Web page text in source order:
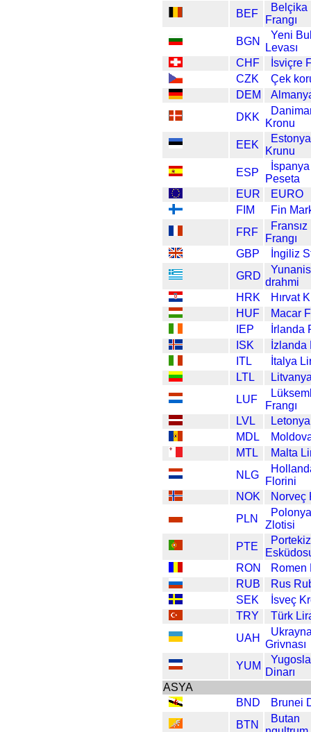
BEF
Belçika
Frangı
BGN
Yeni
Levası
CHF
İsviçre
CZK
Çek
DEM
DKK
Kronu
EEK
Estonya
Krunu
ESP
İspanya
Peseta
EUR
EURO
FIM
Fin
FRF
Fransız
Frangı
GBP
İngiliz
GRD
drahmi
HRK
Hırvat
HUF
Macar
IEP
İrlanda
ISK
İzlanda
ITL
İtalya
LTL
LUF
Frangı
LVL
Letonya
MDL
MTL
Malta
NLG
Florini
NOK
Norveç
PLN
Polonya
Zlotisi
PTE
Portekiz
RON
Romen
RUB
Rus
SEK
İsveç
TRY
Türk
UAH
Grivnası
YUM
Dinarı
ASYA
BND
Brunei
BTN
Butan